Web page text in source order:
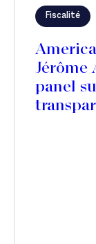
Fiscalité
Jérôme
panel